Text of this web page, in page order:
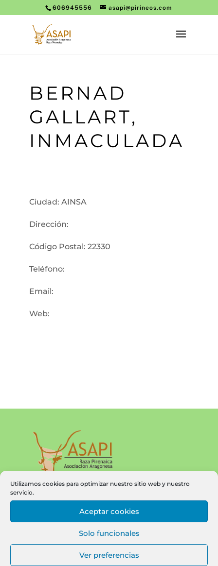
Utilizamos cookies para optimizar nuestro sitio web y nuestro
servicio.
Aceptar cookies
Solo funcionales
Ver preferencias
606945556 asapi@pirineos.com
BERNAD
GALLART,
INMACULADA
Ciudad: AINSA
Dirección:
Código Postal: 22330
Teléfono:
Email:
Web:
Bovinos de Raza Pirenaica
Avda. Movera, 580
(50194) Movera – Zaragoza
606 94 55 56 — asapi@pirineos.com